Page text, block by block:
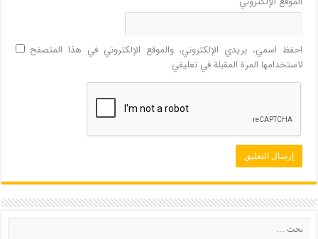
احفظ اسمي، بريدي الإلكتروني، والموقع الإلكتروني في هذا المتصفح
لاستخدامها المرة المقبلة في تعليقي.